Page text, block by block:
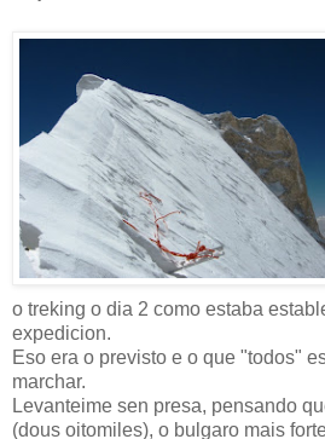
o treking o dia 2 como estaba
expedicion.
Eso era o previsto e o que "todos"
marchar.
Levanteime sen presa, pensando
(dous oitomiles), o bulgaro mais